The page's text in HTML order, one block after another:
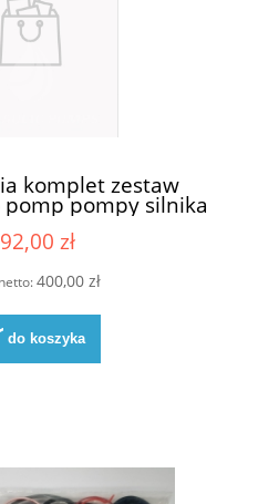
komplet zestaw
pomp pompy silnika
83E3-R/B/L
zł
400,00 zł
do koszyka